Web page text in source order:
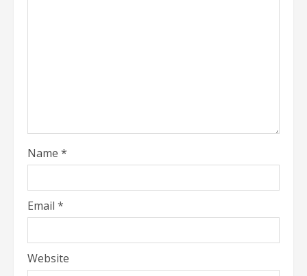
Name *
Email *
Website